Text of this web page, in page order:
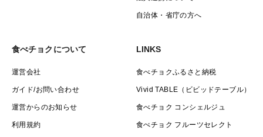
自治体・省庁の方へ
食べチョクについて
運営会社
ガイド/お問い合わせ
運営からのお知らせ
利用規約
LINKS
食べチョクふるさと納税
Vivid TABLE（ビビッドテーブル）
食べチョク コンシェルジュ
食べチョク フルーツセレクト